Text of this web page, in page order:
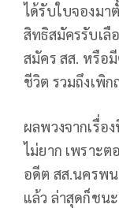
ได้รับใบจองมา
สิทธิสมัครรับเ
สมัคร สส. หรือ
ชีวิต รวมถึงเพิ
ผลพวงจากเรื่อ
ไม่ยาก เพราะ
อดีต สส.นครพ
แล้ว ล่าสุดก็ชน